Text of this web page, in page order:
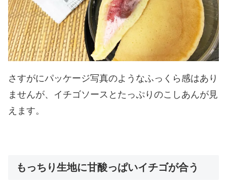
さすがにパッケージ写真のようなふっくら感はあり
ませんが、イチゴソースとたっぷりのこしあんが見
えます。
もっちり生地に甘酸っぱいイチゴが合う